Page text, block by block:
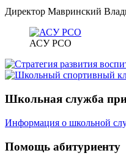
Директор Мавринский
АСУ РСО
Школьная служба
Информация о школьной
Помощь абитуриенту